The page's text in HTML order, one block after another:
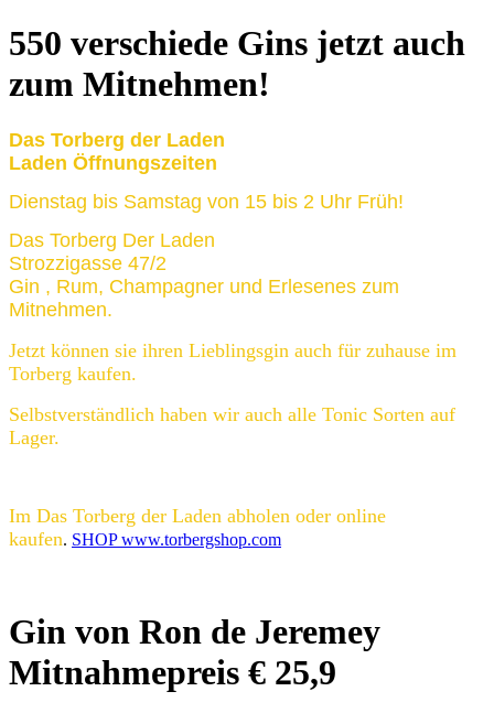
550 verschiede Gins jetzt auch
zum Mitnehmen!
Das Torberg der Laden
Laden Öffnungszeiten
Dienstag bis Samstag von 15 bis 2 Uhr Früh!
Das Torberg Der Laden
Strozzigasse 47/2
Gin , Rum, Champagner und Erlesenes zum
Mitnehmen.
Jetzt können sie ihren Lieblingsgin auch für zuhause im
Torberg kaufen.
Selbstverständlich haben wir auch alle Tonic Sorten auf
Lager.
Im Das Torberg der Laden abholen oder online
kaufen. SHOP www.torbergshop.com
Gin von Ron de Jeremey
Mitnahmepreis € 25,9